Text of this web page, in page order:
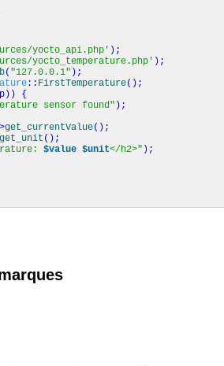
yocto_api.php' ) ;
yocto_temperature.php' ) ;
( "127.0.0.1" ) ;
:: FirstTemperature( ) ;
) )
{
sensor found" ) ;
get_currentValue( ) ;
get_unit ( ) ;
$value $unit</h2>" ) ;